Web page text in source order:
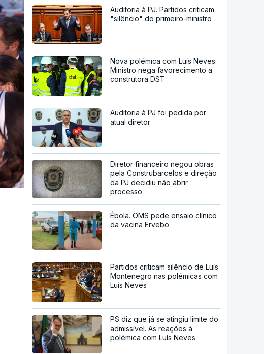
Auditoria à PJ. Partidos criticam
"silêncio" do primeiro-ministro
Nova polémica com Luís Neves.
Ministro nega favorecimento a
construtora DST
Auditoria à PJ foi pedida por
atual diretor
Diretor financeiro negou obras
pela Construbarcelos e direção
da PJ decidiu não abrir
processo
Ébola. OMS pede ensaio clínico
da vacina Ervebo
Partidos criticam silêncio de Luís
Montenegro nas polémicas com
Luís Neves
PS diz que já se atingiu limite do
admissível. As reações à
polémica com Luís Neves